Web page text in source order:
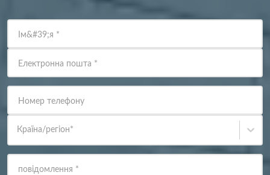
Ім&#39;я *
Електронна пошта *
Номер телефону
Країна/регіон*
повідомлення *